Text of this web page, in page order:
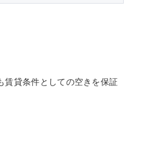
貸条件としての空きを保証